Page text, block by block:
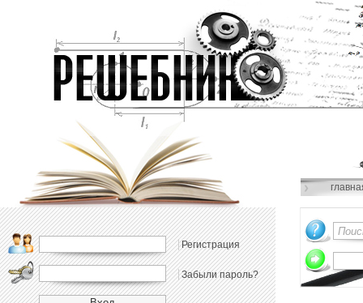
Регистрация
Забыли пароль?